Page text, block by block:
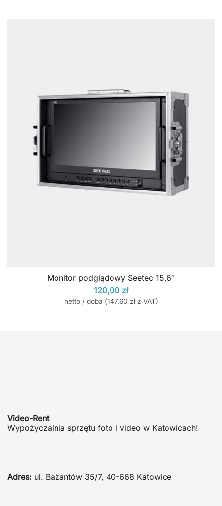
Monitor podglądowy Seetec 15.6″
120,00 zł
netto / doba (147,60 złz VAT)
Video-Rent
Wypożyczalnia sprzętu foto i video w Katowicach!
Adres: ul. Bażantów 35/7, 40-668 Katowice